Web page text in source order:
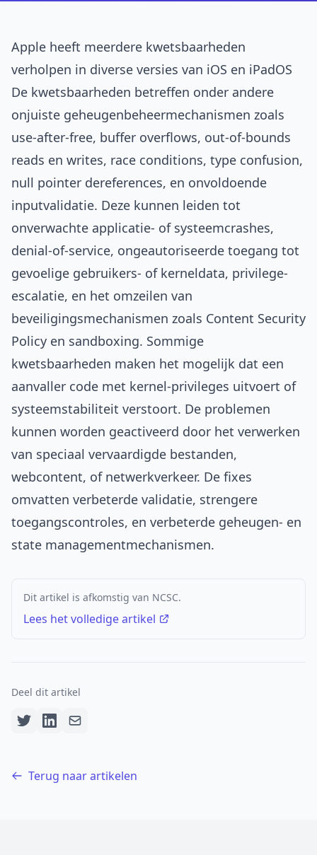
Apple heeft meerdere kwetsbaarheden
verholpen in diverse versies van iOS en iPadOS
De kwetsbaarheden betreffen onder andere
onjuiste geheugenbeheermechanismen zoals
use-after-free, buffer overflows, out-of-bounds
reads en writes, race conditions, type confusion,
null pointer dereferences, en onvoldoende
inputvalidatie. Deze kunnen leiden tot
onverwachte applicatie- of systeemcrashes,
denial-of-service, ongeautoriseerde toegang tot
gevoelige gebruikers- of kerneldata, privilege-
escalatie, en het omzeilen van
beveiligingsmechanismen zoals Content Security
Policy en sandboxing. Sommige
kwetsbaarheden maken het mogelijk dat een
aanvaller code met kernel-privileges uitvoert of
systeemstabiliteit verstoort. De problemen
kunnen worden geactiveerd door het verwerken
van speciaal vervaardigde bestanden,
webcontent, of netwerkverkeer. De fixes
omvatten verbeterde validatie, strengere
toegangscontroles, en verbeterde geheugen- en
state managementmechanismen.
Dit artikel is afkomstig van NCSC.
Lees het volledige artikel
Deel dit artikel
Terug naar artikelen